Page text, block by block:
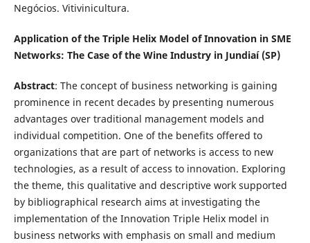
Negócios. Vitivinicultura.
Application of the Triple Helix Model of Innovation in SME
Networks: The Case of the Wine Industry in Jundiaí (SP)
Abstract: The concept of business networking is gaining
prominence in recent decades by presenting numerous
advantages over traditional management models and
individual competition. One of the benefits offered to
organizations that are part of networks is access to new
technologies, as a result of access to innovation. Exploring
the theme, this qualitative and descriptive work supported
by bibliographical research aims at investigating the
implementation of the Innovation Triple Helix model in
business networks with emphasis on small and medium